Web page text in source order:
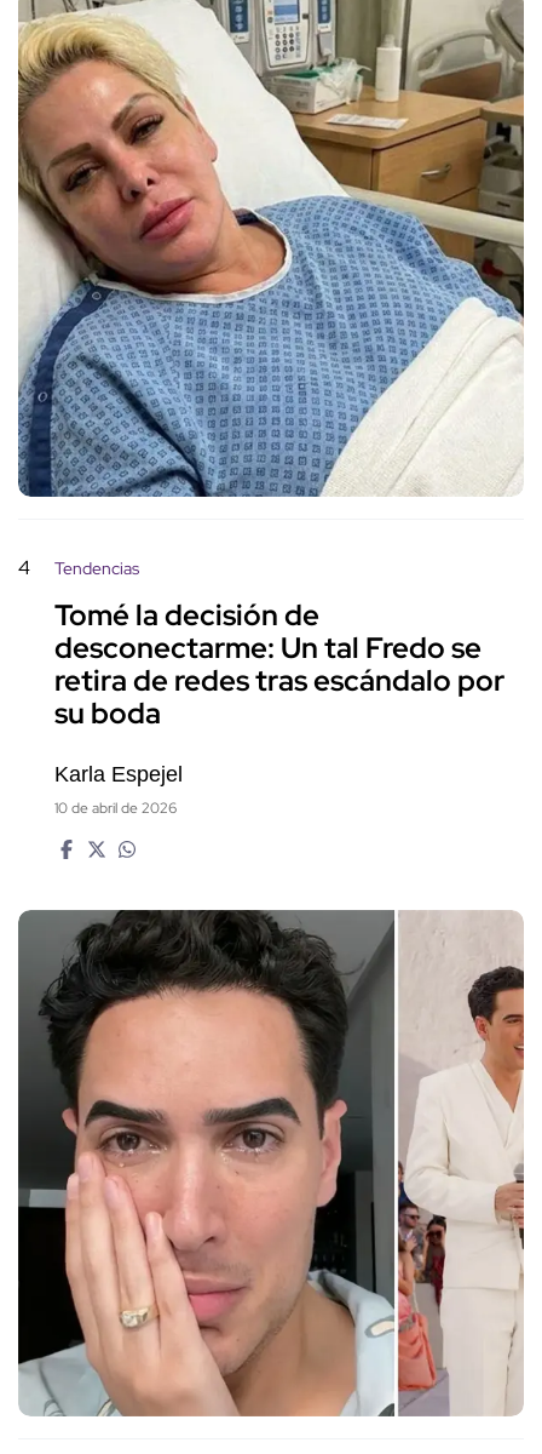
4 Tendencias
Tomé la decisión de
desconectarme: Un tal Fredo se
retira de redes tras escándalo por
su boda
Karla Espejel
10 de abril de 2026